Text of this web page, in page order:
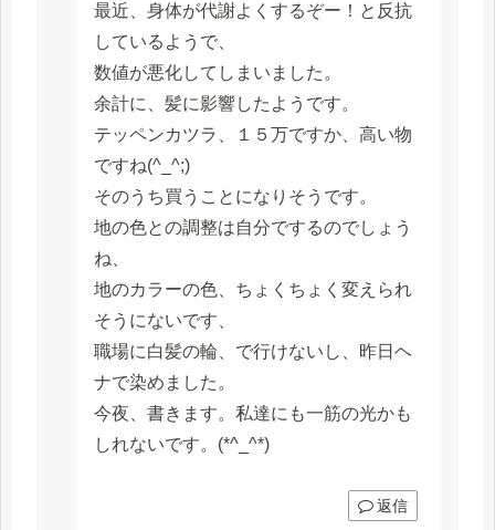
最近、身体が代謝よくするぞー！と反抗
しているようで、
数値が悪化してしまいました。
余計に、髪に影響したようです。
テッペンカツラ、１５万ですか、高い物
ですね(^_^;)
そのうち買うことになりそうです。
地の色との調整は自分でするのでしょう
ね、
地のカラーの色、ちょくちょく変えられ
そうにないです、
職場に白髪の輪、で行けないし、昨日ヘ
ナで染めました。
今夜、書きます。私達にも一筋の光かも
しれないです。(*^_^*)
返信